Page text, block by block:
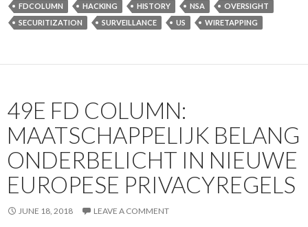
FDCOLUMN
HACKING HISTORY NSA
OVERSIGHT
SECURITIZATION
SURVEILLANCE US WIRETAPPING
49E FD COLUMN:
MAATSCHAPPELIJK BELANG
ONDERBELICHT IN NIEUWE
EUROPESE PRIVACYREGELS
JUNE 18, 2018 LEAVE A COMMENT